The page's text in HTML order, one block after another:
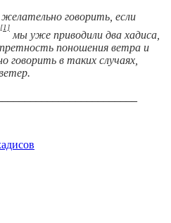
говорить, если
[1]
мы уже приводили два хадиса,
поношения ветра и
говорить в таких случаях,